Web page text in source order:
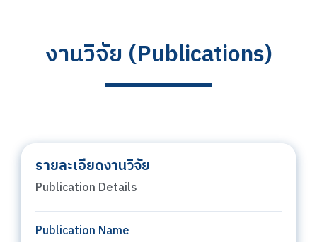
งานวิจัย (Publications)
รายละเอียดงานวิจัย
Publication Details
Publication Name